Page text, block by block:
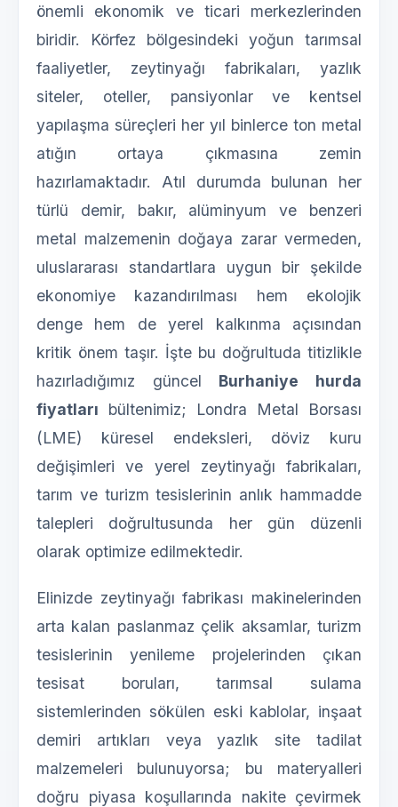
önemli ekonomik ve ticari merkezlerinden
biridir. Körfez bölgesindeki yoğun tarımsal
faaliyetler, zeytinyağı fabrikaları, yazlık
siteler, oteller, pansiyonlar ve kentsel
yapılaşma süreçleri her yıl binlerce ton metal
atığın ortaya çıkmasına zemin
hazırlamaktadır. Atıl durumda bulunan her
türlü demir, bakır, alüminyum ve benzeri
metal malzemenin doğaya zarar vermeden,
uluslararası standartlara uygun bir şekilde
ekonomiye kazandırılması hem ekolojik
denge hem de yerel kalkınma açısından
kritik önem taşır. İşte bu doğrultuda titizlikle
hazırladığımız güncel Burhaniye hurda
fiyatları bültenimiz; Londra Metal Borsası
(LME) küresel endeksleri, döviz kuru
değişimleri ve yerel zeytinyağı fabrikaları,
tarım ve turizm tesislerinin anlık hammadde
talepleri doğrultusunda her gün düzenli
olarak optimize edilmektedir.
Elinizde zeytinyağı fabrikası makinelerinden
arta kalan paslanmaz çelik aksamlar, turizm
tesislerinin yenileme projelerinden çıkan
tesisat boruları, tarımsal sulama
sistemlerinden sökülen eski kablolar, inşaat
demiri artıkları veya yazlık site tadilat
malzemeleri bulunuyorsa; bu materyalleri
doğru piyasa koşullarında nakite çevirmek